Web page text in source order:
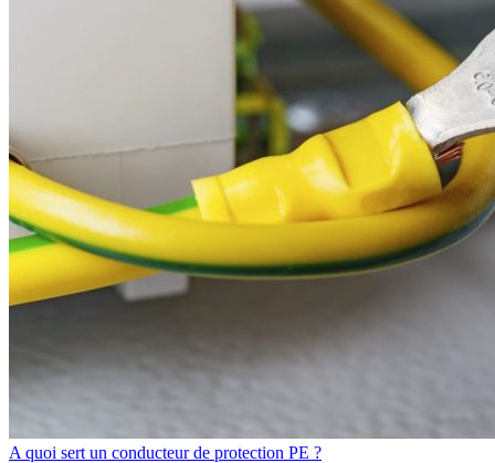
A quoi sert un conducteur de protection PE ?